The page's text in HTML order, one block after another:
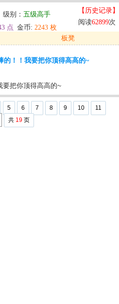
级别： 五级高手
点 金币: 2243 枚
【历史记录】
阅读62899次
板凳
的！！我要把你顶得高高的~
要把你顶得高高的~
5 6 7 8 9 10
11
共 19 页